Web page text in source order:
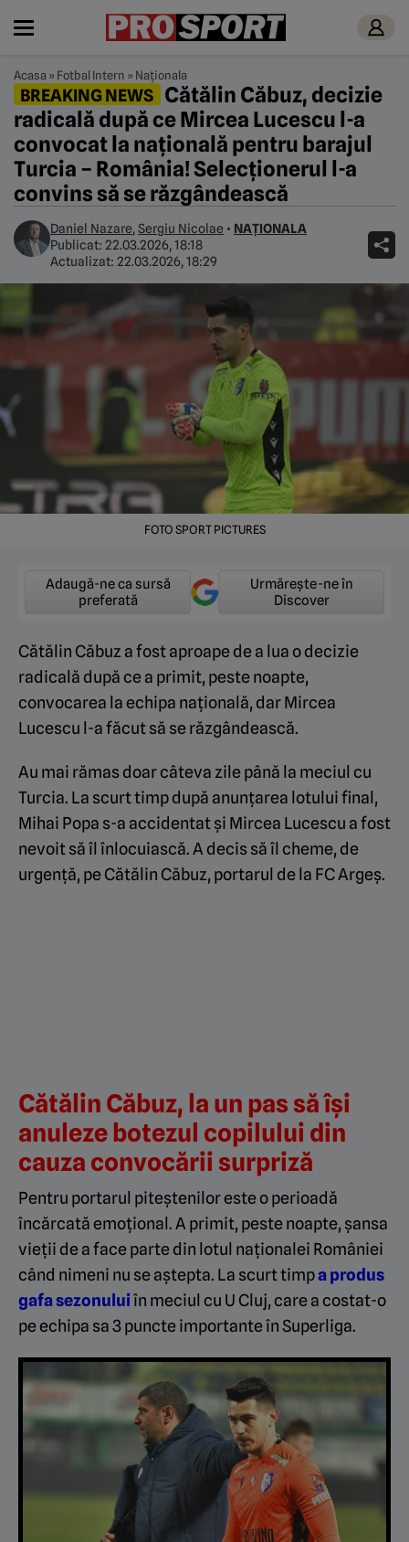
Acasa » Fotbal Intern » Naționala
BREAKING NEWS Cătălin Căbuz, decizie
radicală după ce Mircea Lucescu l-a
convocat la națională pentru barajul
Turcia – România! Selecționerul l-a
convins să se răzgândească
Daniel Nazare,Sergiu Nicolae • NAȚIONALA
Publicat: 22.03.2026, 18:18
Actualizat: 22.03.2026, 18:29
FOTO SPORT PICTURES
Adaugă-ne ca sursă
preferată
Urmărește-ne în
Discover
Cătălin Căbuz a fost aproape de a lua o decizie
radicală după ce a primit, peste noapte,
convocarea la echipa națională, dar Mircea
Lucescu l-a făcut să se răzgândească.
Au mai rămas doar câteva zile până la meciul cu
Turcia. La scurt timp după anunțarea lotului final,
Mihai Popa s-a accidentat și Mircea Lucescu a fost
nevoit să îl înlocuiască. A decis să îl cheme, de
urgență, pe Cătălin Căbuz, portarul de la FC Argeș.
Cătălin Căbuz, la un pas să își
anuleze botezul copilului din
cauza convocării surpriză
Pentru portarul piteștenilor este o perioadă
încărcată emoțional. A primit, peste noapte, șansa
vieții de a face parte din lotul naționalei României
când nimeni nu se aștepta. La scurt timpa produs
gafa sezonuluiîn meciul cu U Cluj, care a costat-o
pe echipa sa 3 puncte importante în Superliga.